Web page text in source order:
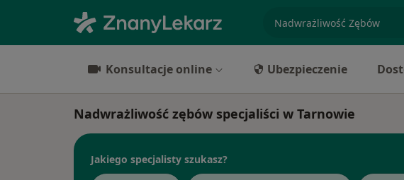
specjalizacja, badanie
Konsultacje online Ubezpieczenie
Nadwrażliwość zębów specjaliści w Tarnowie
Jakiego specjalisty szukasz?